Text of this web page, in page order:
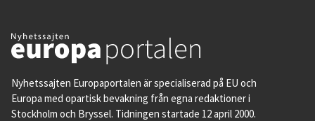
Nyhetssajten Europaportalen är specialiserad på EU och
Europa med opartisk bevakning från egna redaktioner i
Stockholm och Bryssel. Tidningen startade 12 april 2000.